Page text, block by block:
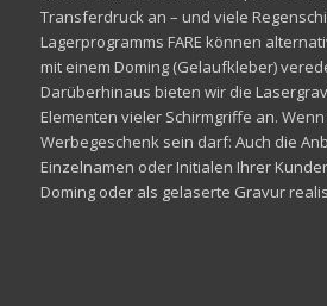
Transferdruck an – und viele
Lagerprogramms FARE können
mit einem Doming (Gelaufkleber)
Darüberhinaus bieten wir die
Elementen vieler Schirmgriffe an.
Werbegeschenk sein darf: Auch die
Einzelnamen oder Initialen Ihrer
Doming oder als gelaserte Gravur